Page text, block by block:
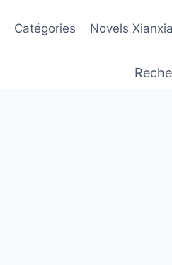
Catégories Novels